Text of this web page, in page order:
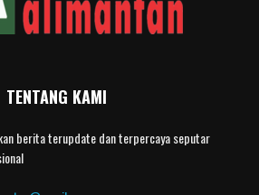
TENTANG KAMI
berita terupdate dan terpercaya seputar